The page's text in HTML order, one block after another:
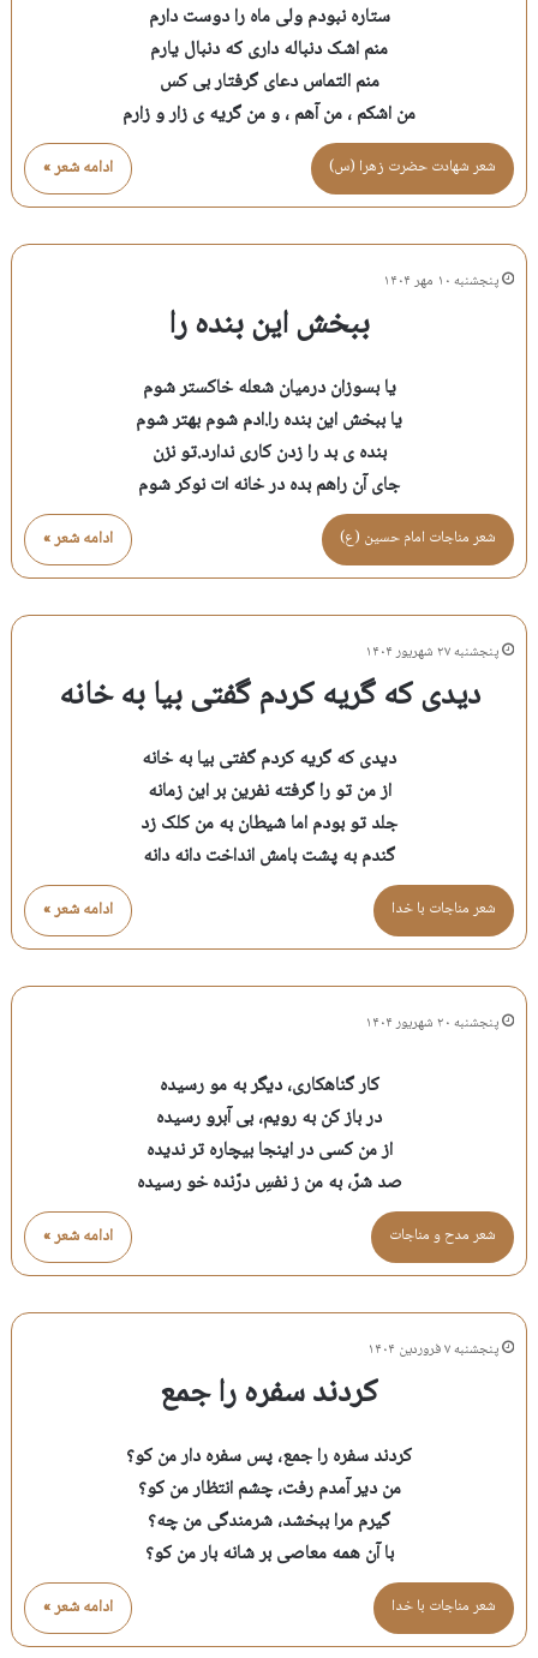
ستاره نبودم ولی ماه را دوست دارم
منم اشک دنباله داری که دنبال یارم
منم التماس دعای گرفتار بی کس
من اشکم ، من آهم ، و من گریه ی زار و زارم
ادامه شعر » شعر شهادت حضرت زهرا (س)
پنجشنبه ۱۰ مهر ۱۴۰۴
ببخش این بنده را
یا بسوزان درمیان شعله خاکستر شوم
یا ببخش این بنده را.ادم شوم بهتر شوم
بنده ی بد را زدن کاری ندارد.تو نزن
جای آن راهم بده در خانه ات نوکر شوم
ادامه شعر » شعر مناجات امام حسين (ع)
پنجشنبه ۲۷ شهریور ۱۴۰۴
دیدی که گریه کردم گفتی بیا به خانه
دیدی که گریه کردم گفتی بیا به خانه
از من تو را گرفته نفرین بر این زمانه
جلد تو بودم اما شیطان به من کلک زد
گندم به پشت بامش انداخت دانه دانه
ادامه شعر » شعر مناجات با خدا
پنجشنبه ۲۰ شهریور ۱۴۰۴
کار گناهکاری، دیگر به مو رسیده
در باز کن به رویم، بی آبرو رسیده
از من کسی در اینجا بیچاره تر ندیده
صد شرّ، به من ز نفسِ درّنده خو رسیده
ادامه شعر » شعر مدح و مناجات
پنجشنبه ۷ فروردین ۱۴۰۴
کردند سفره را جمع
کردند سفره را جمع، پس سفره دار من کو؟
من دیر آمدم رفت، چشم انتظار من کو؟
گیرم مرا ببخشد، شرمندگی من چه؟
با آن همه معاصی بر شانه بار من کو؟
ادامه شعر » شعر مناجات با خدا